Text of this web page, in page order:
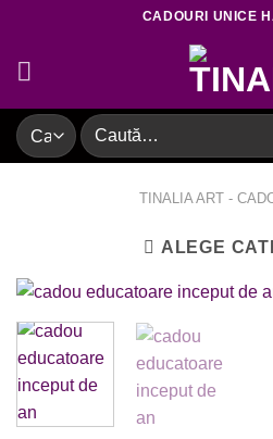
content
CADOURI UNICE
Caută
după:
TINALIA ART -
ALEGE